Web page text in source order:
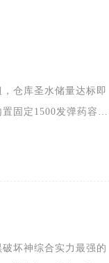
仓库圣水储量达标即
固定1500发弹药容
级6万、3级7万、4级8
坏神综合实力最强的